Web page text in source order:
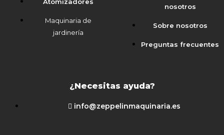
Maquinaria de
jardinería
nosotros
Sobre nosotros
Preguntas frecuentes
¿Necesitas ayuda?
info@zeppelinmaquinaria.es